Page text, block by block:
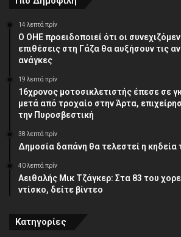
14 λεπτά πρίν
Ο ΟΗΕ προειδοποιεί ότι οι
επιθέσεις στη Γάζα θα αυξήσουν τις
ανάγκες
19 λεπτά πρίν
16χρονος μοτοσικλετιστής έπεσε σε
μετά από τροχαίο στην Άρτα,
την Πυροσβεστική
38 λεπτά πρίν
Δημοσία δαπάνη θα τελεστεί η κηδεία
40 λεπτά πρίν
Αειθαλής Μικ Τζάγκερ: Στα 83 του
ντίσκο, δείτε βίντεο
Κατηγορίες